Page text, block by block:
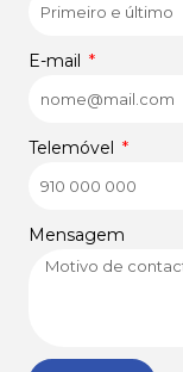
E-mail
Telemóvel
Mensagem